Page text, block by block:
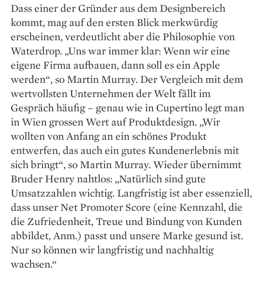
Dass einer der Gründer aus dem Designbereich
kommt, mag auf den ersten Blick merkwürdig
erscheinen, verdeutlicht aber die Philosophie von
Waterdrop. „Uns war immer klar: Wenn wir eine
eigene Firma aufbauen, dann soll es ein Apple
werden“, so Martin Murray. Der Vergleich mit dem
wertvollsten Unternehmen der Welt fällt im
Gespräch häufig – genau wie in Cupertino legt man
in Wien grossen Wert auf Produktdesign. „Wir
wollten von Anfang an ein schönes Produkt
entwerfen, das auch ein gutes Kundenerlebnis mit
sich bringt“, so Martin Murray. Wieder übernimmt
Bruder Henry nahtlos: „Natürlich sind gute
Umsatzzahlen wichtig. Langfristig ist aber essenziell,
dass unser Net Promoter Score (eine Kennzahl, die
die Zufriedenheit, Treue und Bindung von Kunden
abbildet, Anm.) passt und unsere Marke gesund ist.
Nur so können wir langfristig und nachhaltig
wachsen.“